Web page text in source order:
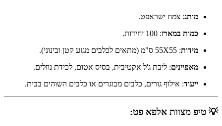
מותג: צמח ישראפט.
כמות במארז: 100 יחידות.
מידות: 55X55 ס"מ (מתאים לכלבים מגזע קטן ובינוני).
מאפיינים: ליבת ג'ל אקטיבית, בסיס אטום, לכידת נוזלים.
ייעוד: אילוף גורים, כלבים מבוגרים או כלבים השוהים בבית.
💡 טיפ מצוות אלפא פט: